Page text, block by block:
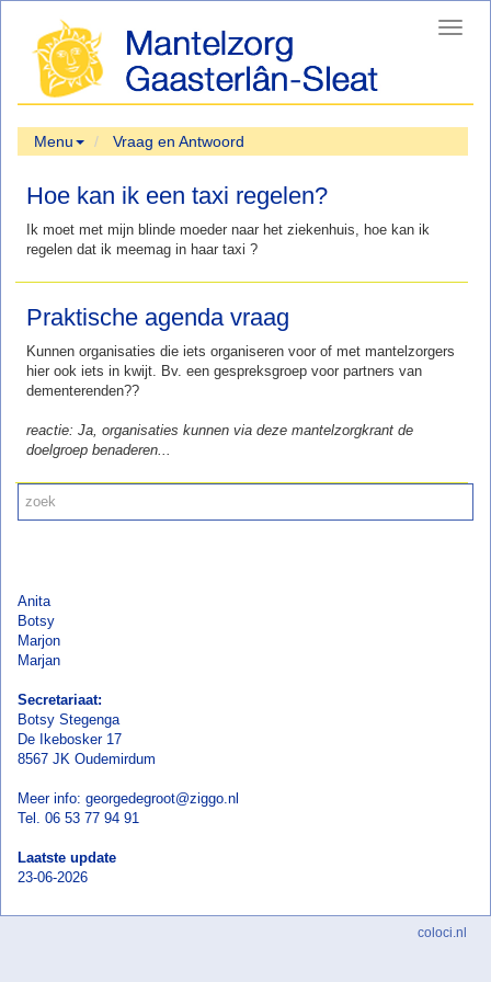
Menu Vraag en Antwoord
Hoe kan ik een taxi regelen?
Ik moet met mijn blinde moeder naar het ziekenhuis, hoe kan ik
regelen dat ik meemag in haar taxi ?
Praktische agenda vraag
Kunnen organisaties die iets organiseren voor of met mantelzorgers
hier ook iets in kwijt. Bv. een gespreksgroep voor partners van
dementerenden??
reactie: Ja, organisaties kunnen via deze mantelzorgkrant de
doelgroep benaderen...
Anita
Botsy
Marjon
Marjan
Secretariaat:
Botsy Stegenga
De Ikebosker 17
8567 JK Oudemirdum
Meer info: georgedegroot@ziggo.nl
Tel. 06 53 77 94 91
Laatste update
23-06-2026
coloci.nl